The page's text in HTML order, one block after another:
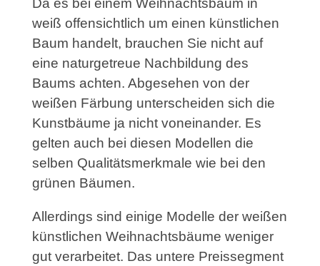
Da es bei einem Weihnachtsbaum in
weiß offensichtlich um einen künstlichen
Baum handelt, brauchen Sie nicht auf
eine naturgetreue Nachbildung des
Baums achten. Abgesehen von der
weißen Färbung unterscheiden sich die
Kunstbäume ja nicht voneinander. Es
gelten auch bei diesen Modellen die
selben Qualitätsmerkmale wie bei den
grünen Bäumen.
Allerdings sind einige Modelle der weißen
künstlichen Weihnachtsbäume weniger
gut verarbeitet. Das untere Preissegment